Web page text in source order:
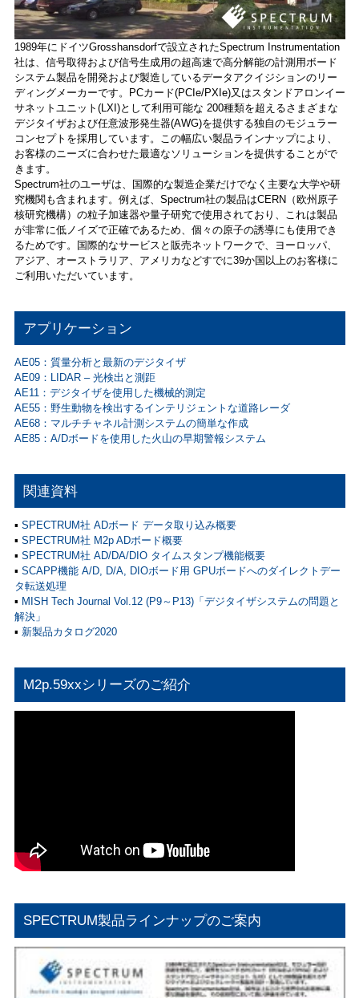
1989年にドイツGrosshansdorfで設立されたSpectrum Instrumentation
社は、信号取得および信号生成用の超高速で高分解能の計測用ボード
システム製品を開発および製造しているデータアクイジションのリー
ディングメーカーです。PCカード(PCIe/PXIe)又はスタンドアロンイー
サネットユニット(LXI)として利用可能な 200種類を超えるさまざまな
デジタイザおよび任意波形発生器(AWG)を提供する独自のモジュラー
コンセプトを採用しています。この幅広い製品ラインナップにより、
お客様のニーズに合わせた最適なソリューションを提供することがで
きます。
Spectrum社のユーザは、国際的な製造企業だけでなく主要な大学や研
究機関も含まれます。例えば、Spectrum社の製品はCERN（欧州原子
核研究機構）の粒子加速器や量子研究で使用されており、これは製品
が非常に低ノイズで正確であるため、個々の原子の誘導にも使用でき
るためです。国際的なサービスと販売ネットワークで、ヨーロッパ、
アジア、オーストラリア、アメリカなどすでに39か国以上のお客様に
ご利用いただいています。
アプリケーション
AE05：質量分析と最新のデジタイザ
AE09：LIDAR – 光検出と測距
AE11：デジタイザを使用した機械的測定
AE55：野生動物を検出するインテリジェントな道路レーダ
AE68：マルチチャネル計測システムの簡単な作成
AE85：A/Dボードを使用した火山の早期警報システム
関連資料
▪ SPECTRUM社 ADボード データ取り込み概要
▪ SPECTRUM社 M2p ADボード概要
▪ SPECTRUM社 AD/DA/DIO タイムスタンプ機能概要
▪ SCAPP機能 A/D, D/A, DIOボード用 GPUボードへのダイレクトデー
タ転送処理
▪ MISH Tech Journal Vol.12 (P9～P13)「デジタイザシステムの問題と
解決」
▪ 新製品カタログ2020
M2p.59xxシリーズのご紹介
SPECTRUM製品ラインナップのご案内